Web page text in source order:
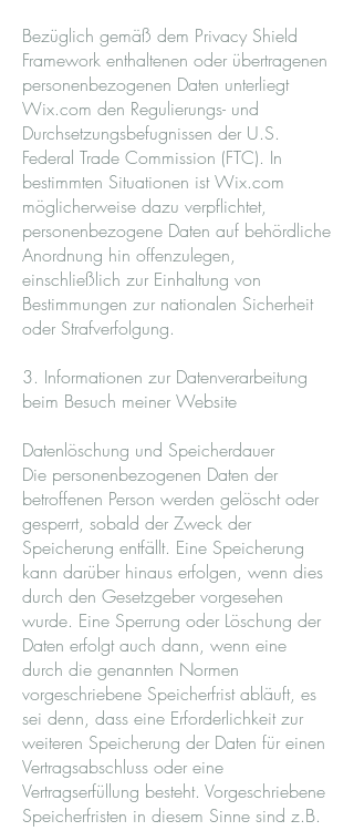
Bezüglich gemäß dem Privacy Shield
Framework enthaltenen oder übertragenen
personenbezogenen Daten unterliegt
Wix.com den Regulierungs- und
Durchsetzungsbefugnissen der U.S.
Federal Trade Commission (FTC). In
bestimmten Situationen ist Wix.com
möglicherweise dazu verpflichtet,
personenbezogene Daten auf behördliche
Anordnung hin offenzulegen,
einschließlich zur Einhaltung von
Bestimmungen zur nationalen Sicherheit
oder Strafverfolgung.
3. Informationen zur Datenverarbeitung
beim Besuch meiner Website
Datenlöschung und Speicherdauer
Die personenbezogenen Daten der
betroffenen Person werden gelöscht oder
gesperrt, sobald der Zweck der
Speicherung entfällt. Eine Speicherung
kann darüber hinaus erfolgen, wenn dies
durch den Gesetzgeber vorgesehen
wurde. Eine Sperrung oder Löschung der
Daten erfolgt auch dann, wenn eine
durch die genannten Normen
vorgeschriebene Speicherfrist abläuft, es
sei denn, dass eine Erforderlichkeit zur
weiteren Speicherung der Daten für einen
Vertragsabschluss oder eine
Vertragserfüllung besteht. Vorgeschriebene
Speicherfristen in diesem Sinne sind z.B.